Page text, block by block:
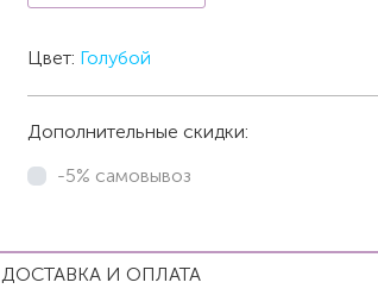
Цвет: Голубой
Дополнительные скидки:
-5% самовывоз
ДОСТАВКА И ОПЛАТА